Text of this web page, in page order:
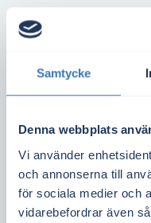
Samtycke
Denna webbplats
Vi använder
och annonserna till
för sociala medier och
vidarebefordrar även
finns stor
vanligt med goda
Solceller i
kilowattimme du
jämfört med
kalkyler och